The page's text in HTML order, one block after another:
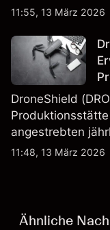
und die US-
verlässlicher
11:55, 13 März 2026
DroneShield
angestrebten
etwa 2,4 Mrd.
11:48, 13 März 2026
Ähnliche